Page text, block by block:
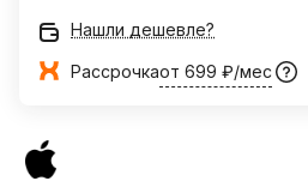
Нашли дешевле?
Рассрочкаот 699 ₽/мес